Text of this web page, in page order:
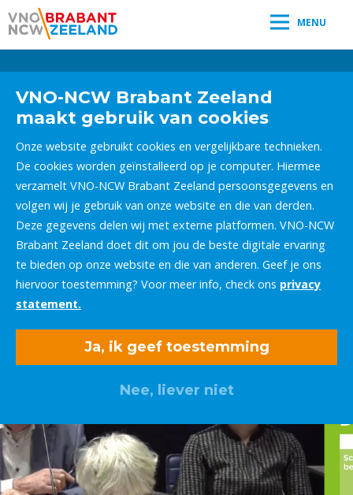
MENU
VNO-NCW Brabant Zeeland
maakt gebruik van cookies
Onze website gebruikt cookies en vergelijkbare technieken.
De cookies worden geïnstalleerd op je computer. Hiermee
verzamelt VNO-NCW Brabant Zeeland persoonsgegevens en
volgen wij je gebruik van onze website en die van derden.
Deze gegevens delen wij met externe platformen. VNO-NCW
Brabant Zeeland doet dit om jou de beste digitale ervaring
te bieden op onze website en die van anderen. Geef je ons
hiervoor toestemming? Voor meer info, check ons privacy
statement.
Ja, ik geef toestemming
Nee, liever niet